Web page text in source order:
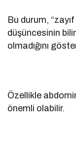
Bu durum,
düşüncesinin
olmadığını
Özellikle
önemli olabilir.